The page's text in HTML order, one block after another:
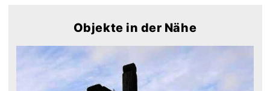
Objekte in der Nähe